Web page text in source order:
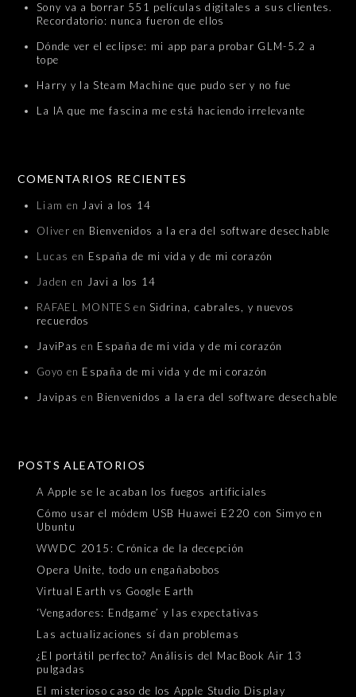
Sony va a borrar 551 películas digitales a sus clientes.
Recordatorio: nunca fueron de ellos
Dónde ver el eclipse: mi app para probar GLM-5.2 a
tope
Harry y la Steam Machine que pudo ser y no fue
La IA que me fascina me está haciendo irrelevante
COMENTARIOS RECIENTES
Liam en Javi a los 14
Oliver en Bienvenidos a la era del software desechable
Lucas en España de mi vida y de mi corazón
Jaden en Javi a los 14
RAFAEL MONTES enSidrina, cabrales, y nuevos
recuerdos
JaviPas en España de mi vida y de mi corazón
Goyo en España de mi vida y de mi corazón
Javipas en Bienvenidos a la era del software desechable
POSTS ALEATORIOS
A Apple se le acaban los fuegos artificiales
Cómo usar el módem USB Huawei E220 con Simyo en
Ubuntu
WWDC 2015: Crónica de la decepción
Opera Unite, todo un engañabobos
Virtual Earth vs Google Earth
‘Vengadores: Endgame’ y las expectativas
Las actualizaciones sí dan problemas
¿El portátil perfecto? Análisis del MacBook Air 13
pulgadas
El misterioso caso de los Apple Studio Display